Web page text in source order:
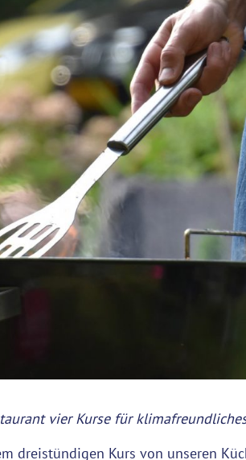
vier Kurse für
dreistündigen Kurs von unseren